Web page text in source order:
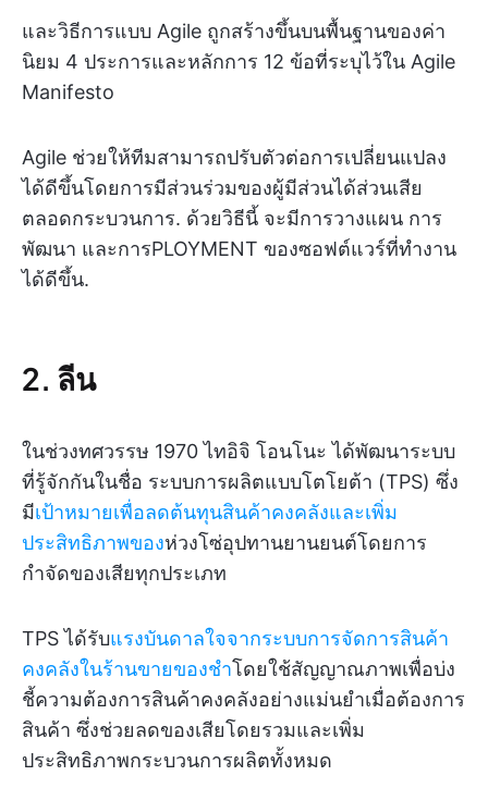
และวิธีการแบบ Agile ถูกสร้างขึ้นบนพื้นฐานของค่า
นิยม 4 ประการและหลักการ 12 ข้อที่ระบุไว้ใน Agile
Manifesto
Agile ช่วยให้ทีมสามารถปรับตัวต่อการเปลี่ยนแปลง
ได้ดีขึ้นโดยการมีส่วนร่วมของผู้มีส่วนได้ส่วนเสีย
ตลอดกระบวนการ. ด้วยวิธีนี้ จะมีการวางแผน การ
พัฒนา และการPLOYMENT ของซอฟต์แวร์ที่ทำงาน
ได้ดีขึ้น.
2. ลีน
ในช่วงทศวรรษ 1970 ไทอิจิ โอนโนะ ได้พัฒนาระบบ
ที่รู้จักกันในชื่อ ระบบการผลิตแบบโตโยต้า (TPS) ซึ่ง
มีเป้าหมายเพื่อลดต้นทุนสินค้าคงคลังและเพิ่ม
ประสิทธิภาพของห่วงโซ่อุปทานยานยนต์โดยการ
กำจัดของเสียทุกประเภท
TPS ได้รับแรงบันดาลใจจากระบบการจัดการสินค้า
คงคลังในร้านขายของชำโดยใช้สัญญาณภาพเพื่อบ่ง
ชี้ความต้องการสินค้าคงคลังอย่างแม่นยำเมื่อต้องการ
สินค้า ซึ่งช่วยลดของเสียโดยรวมและเพิ่ม
ประสิทธิภาพกระบวนการผลิตทั้งหมด